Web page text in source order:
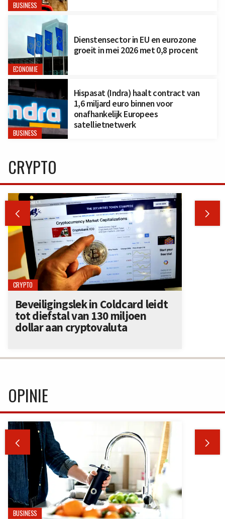
BUSINESS
ECONOMIE
Dienstensector in EU en eurozone
groeit in mei 2026 met 0,8 procent
BUSINESS
Hispasat (Indra) haalt contract van
1,6 miljard euro binnen voor
onafhankelijk Europees
satellietnetwerk
CRYPTO
 
CRYPTO
Beveiligingslek in Coldcard leidt
tot diefstal van 130 miljoen
dollar aan cryptovaluta
OPINIE
 
BUSINESS